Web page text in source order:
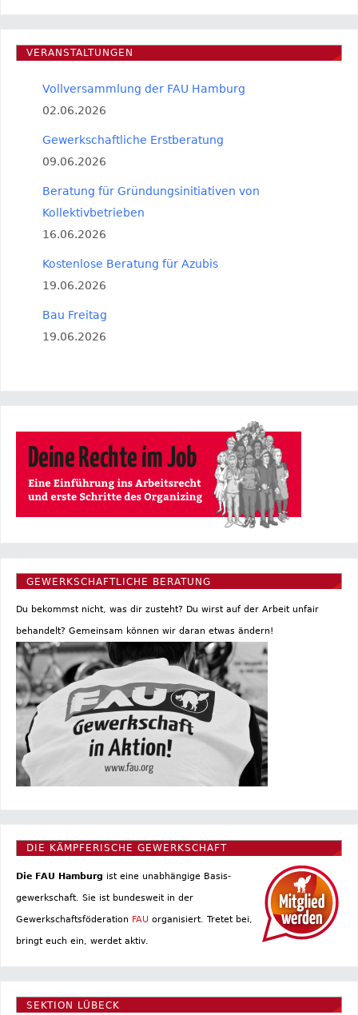
VERANSTALTUNGEN
Vollversammlung der FAU Hamburg
02.06.2026
Gewerkschaftliche Erstberatung
09.06.2026
Beratung für Gründungsinitiativen von
Kollektivbetrieben
16.06.2026
Kostenlose Beratung für Azubis
19.06.2026
Bau Freitag
19.06.2026
GEWERKSCHAFTLICHE BERATUNG
Du bekommst nicht, was dir zusteht? Du wirst auf der Arbeit unfair
behandelt? Gemeinsam können wir daran etwas ändern!
DIE KÄMPFERISCHE GEWERKSCHAFT
Die FAU Hamburg ist eine un­abhängige Basis­
gewerkschaft. Sie ist bundesweit in der
Gewerkschaftsföderation FAU organisiert. Tretet bei,
bringt euch ein, werdet aktiv.
SEKTION LÜBECK